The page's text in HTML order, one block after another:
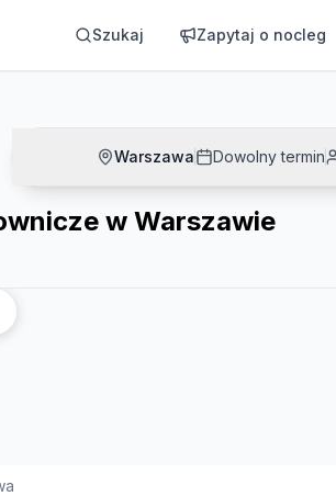
Szukaj Zapytaj o nocleg
Warszawa Dowolny termin
w Warszawie